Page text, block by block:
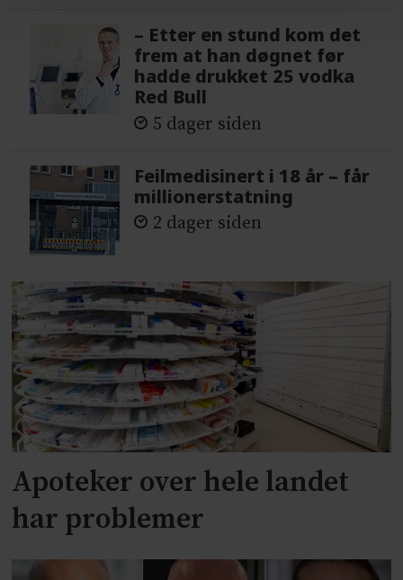
– Etter en stund kom det
frem at han døgnet før
hadde drukket 25 vodka
Red Bull
5 dager siden
Feilmedisinert i 18 år – får
millionerstatning
2 dager siden
Apoteker over hele landet
har problemer